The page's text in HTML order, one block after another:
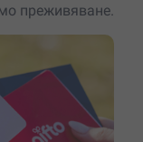
преживяване.